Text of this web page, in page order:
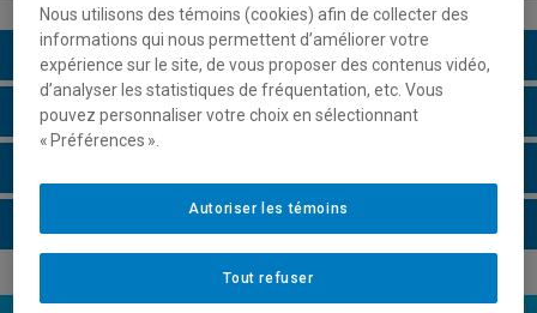
Description du cours
Horaire - Été 2026
Nous utilisons des témoins (cookies) afin de collecter des
informations qui nous permettent d’améliorer votre
expérience sur le site, de vous proposer des contenus vidéo,
d’analyser les statistiques de fréquentation, etc. Vous
pouvez personnaliser votre choix en sélectionnant
« Préférences ».
Tout refuser
Autoriser les témoins